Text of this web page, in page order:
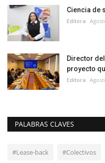
Ciencia de
Editora
Director
proyecto
Editora
PALABRAS CLAVES
#Lease-back #Colectivos